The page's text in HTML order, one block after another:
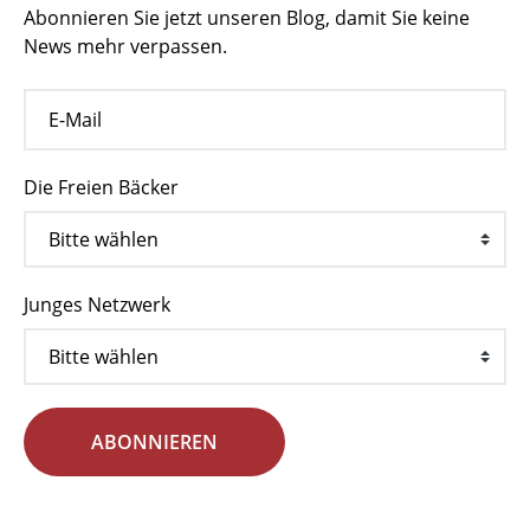
Abonnieren Sie jetzt unseren Blog, damit Sie keine
News mehr verpassen.
Die Freien Bäcker
Junges Netzwerk
ABONNIEREN